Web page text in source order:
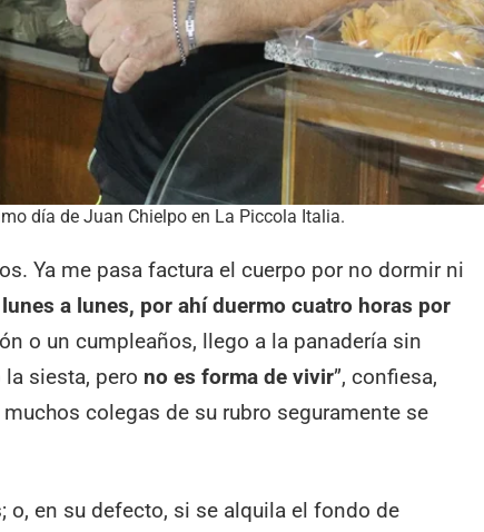
día de Juan Chielpo en La Piccola Italia.
Ya me pasa factura el cuerpo por no dormir ni
a lunes, por ahí duermo cuatro horas por
o un cumpleaños, llego a la panadería sin
siesta, pero no es forma de vivir”, confiesa,
colegas de su rubro seguramente se
en su defecto, si se alquila el fondo de